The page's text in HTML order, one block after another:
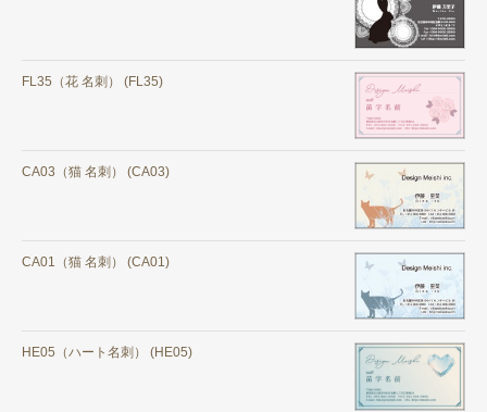
FL35（花 名刺） (FL35)
CA03（猫 名刺） (CA03)
CA01（猫 名刺） (CA01)
HE05（ハート名刺） (HE05)